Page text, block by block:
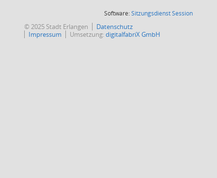
Software:SitzungsdienstSession(Wird in
© 2025 Stadt Erlangen
Datenschutz
Impressum
Umsetzung:digitalfabriX GmbH